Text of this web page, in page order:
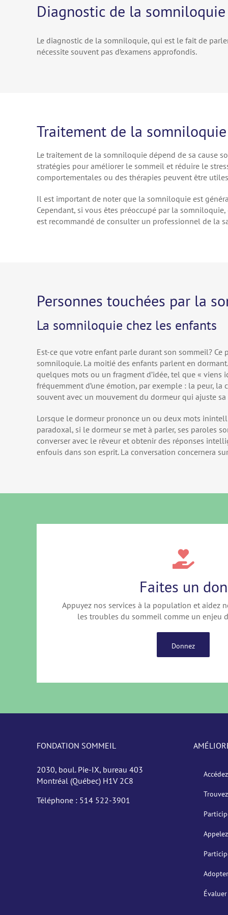
Diagnostic de la somniloquie
Le diagnostic de la somniloquie, qui est le fait de
nécessite souvent pas d’examens approfondis.
Traitement de la somniloquie
Le traitement de la somniloquie dépend de sa cause
stratégies pour améliorer le sommeil et réduire le
comportementales ou des thérapies peuvent être
Il est important de noter que la somniloquie est
Cependant, si vous êtes préoccupé par la
est recommandé de consulter un professionnel de la
Personnes touchées par la
La somniloquie chez les enfants
Est-ce que votre enfant parle durant son sommeil?
somniloquie. La moitié des enfants parlent en
quelques mots ou un fragment d’idée, tel que « viens
fréquemment d’une émotion, par exemple : la peur,
souvent avec un mouvement du dormeur qui ajuste
Lorsque le dormeur prononce un ou deux mots
paradoxal, si le dormeur se met à parler, ses paroles
converser avec le rêveur et obtenir des réponses
enfouis dans son esprit. La conversation concernera
Faites un don
Appuyez nos services à la population et aidez
les troubles du sommeil comme un enjeu
Donnez
FONDATION SOMMEIL
2030, boul. Pie-IX, bureau 403
Montréal (Québec) H1V 2C8
Téléphone : 514 522-3901